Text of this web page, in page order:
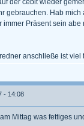
der cebit wieder
gebrauchen. Hab
immer Präsent sein
anschließe ist viel
- 14:08
Mittag was fettiges